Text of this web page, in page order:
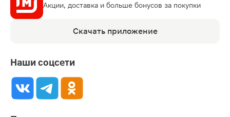
Акции, доставка и больше бонусов за покупки
Скачать приложение
Наши соцсети